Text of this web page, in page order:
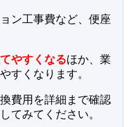
ン工事費など、便座
やすくなるほか、業
すくなります。
費用を詳細まで確認
てみてください。